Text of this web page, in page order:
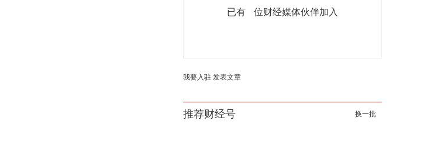
已有 位财经媒体伙伴加入
我要入驻 发表文章
推荐财经号 换一批